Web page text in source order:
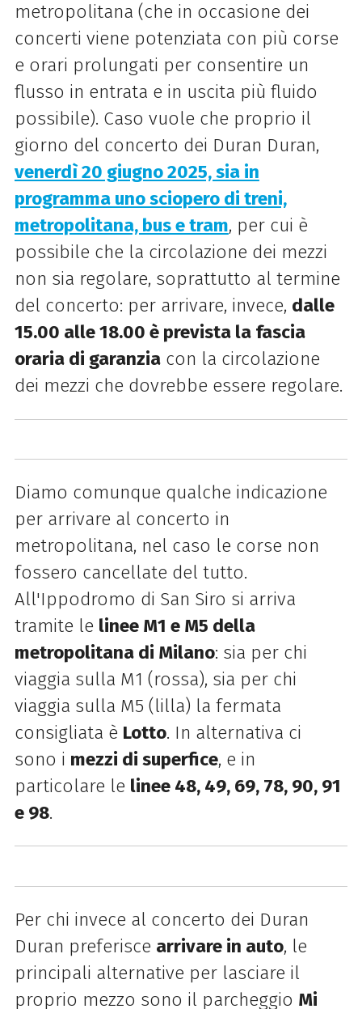
metropolitana (che in occasione dei
concerti viene potenziata con più corse
e orari prolungati per consentire un
flusso in entrata e in uscita più fluido
possibile). Caso vuole che proprio il
giorno del concerto dei Duran Duran,
venerdì 20 giugno 2025, sia in
programma uno sciopero di treni,
metropolitana, bus e tram, per cui è
possibile che la circolazione dei mezzi
non sia regolare, soprattutto al termine
del concerto: per arrivare, invece, dalle
15.00 alle 18.00 è prevista la fascia
oraria di garanziacon la circolazione
dei mezzi che dovrebbe essere regolare.
Diamo comunque qualche indicazione
per arrivare al concerto in
metropolitana, nel caso le corse non
fossero cancellate del tutto.
All'Ippodromo di San Siro si arriva
tramite le linee M1 e M5 della
metropolitana di Milano: sia per chi
viaggia sulla M1 (rossa), sia per chi
viaggia sulla M5 (lilla) la fermata
consigliata è Lotto. In alternativa ci
sono i mezzi di superfice, e in
particolare le linee 48, 49, 69, 78, 90, 91
e 98.
Per chi invece al concerto dei Duran
Duran preferisce arrivare in auto, le
principali alternative per lasciare il
proprio mezzo sono il parcheggio Mi